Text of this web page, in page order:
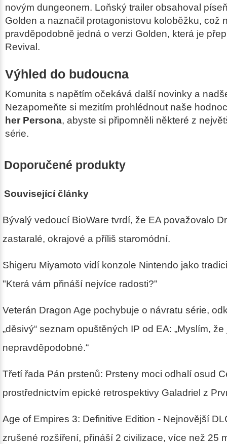
novým dungeonem. Loňský trailer obsahoval
Golden a naznačil protagonistovu koloběžku, což
pravděpodobně jedná o verzi Golden, která je
Revival.
Výhled do budoucna
Komunita s napětím očekává další novinky a
Nezapomeňte si mezitím prohlédnout naše
her Persona, abyste si připomněli některé z
série.
Doporučené produkty
Související články
Bývalý vedoucí BioWare tvrdí, že EA považovalo
zastaralé, okrajové a příliš staromódní.
Shigeru Miyamoto vidí konzole Nintendo jako
"Která vám přináší nejvíce radosti?"
Veterán Dragon Age pochybuje o návratu série,
„děsivý“ seznam opuštěných IP od EA: „Myslím, že
nepravděpodobné.“
Třetí řada Pán prstenů: Prsteny moci odhalí osud
prostřednictvím epické retrospektivy Galadriel z
Age of Empires 3: Definitive Edition - Nejnovější
zrušené rozšíření, přináší 2 civilizace, více než 25